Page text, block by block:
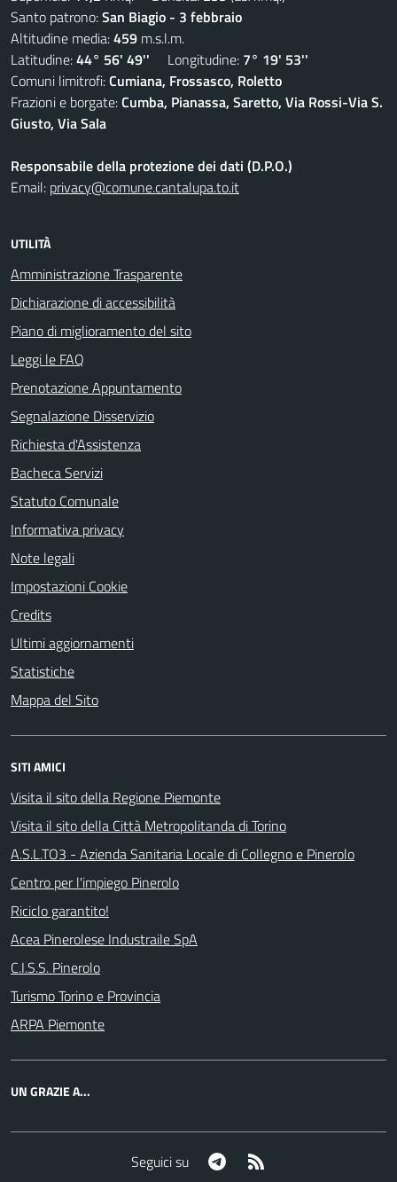
Santo patrono:San Biagio - 3 febbraio
Altitudine media:459 m.s.l.m.
Latitudine:44° 56' 49'' Longitudine: 7° 19' 53''
Comuni limitrofi:Cumiana, Frossasco, Roletto
Frazioni e borgate:Cumba, Pianassa, Saretto, Via Rossi-Via S.
Giusto, Via Sala
Responsabile della protezione dei dati (D.P.O.)
Email: privacy@comune.cantalupa.to.it
UTILITÀ
Amministrazione Trasparente
Dichiarazione di accessibilità
Piano di miglioramento del sito
Leggi le FAQ
Prenotazione Appuntamento
Segnalazione Disservizio
Richiesta d'Assistenza
Bacheca Servizi
Statuto Comunale
Informativa privacy
Note legali
Impostazioni Cookie
Credits
Ultimi aggiornamenti
Statistiche
Mappa del Sito
SITI AMICI
Visita il sito della Regione Piemonte
Visita il sito della Città Metropolitanda di Torino
A.S.L.TO3 - Azienda Sanitaria Locale di Collegno e Pinerolo
Centro per l'impiego Pinerolo
Riciclo garantito!
Acea Pinerolese Industraile SpA
C.I.S.S. Pinerolo
Turismo Torino e Provincia
ARPA Piemonte
UN GRAZIE A...
Seguici su Telegram